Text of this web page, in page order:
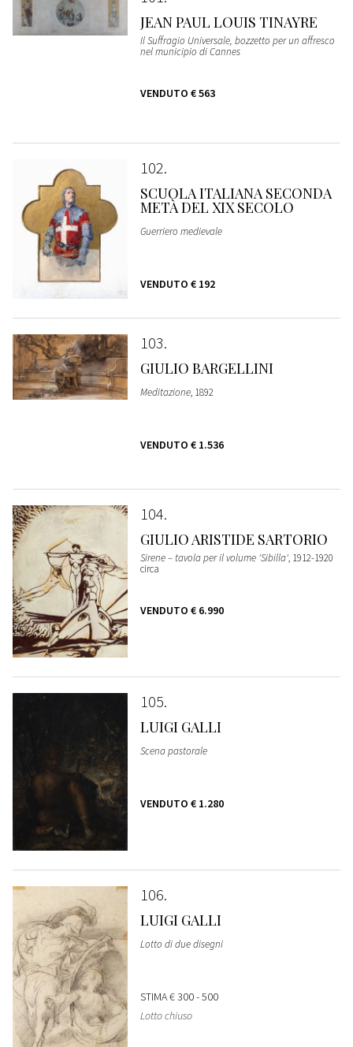
JEAN PAUL LOUIS TINAYRE
Il Suffragio Universale, bozzetto per un affresco
nel municipio di Cannes
VENDUTO € 563
102
SCUOLA ITALIANA SECONDA
METÀ DEL XIX SECOLO
Guerriero medievale
VENDUTO € 192
103
GIULIO BARGELLINI
Meditazione, 1892
VENDUTO € 1.536
104
GIULIO ARISTIDE SARTORIO
Sirene – tavola per il volume 'Sibilla', 1912-1920
circa
VENDUTO € 6.990
105
LUIGI GALLI
Scena pastorale
VENDUTO € 1.280
106
LUIGI GALLI
Lotto di due disegni
STIMA€ 300 - 500
Lotto chiuso